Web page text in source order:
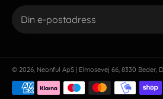
© 2026, Neonful ApS | Elmosevej 66, 8330 Beder,
Betalningsmetoder